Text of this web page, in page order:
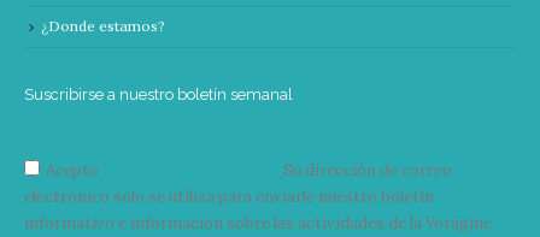
¿Donde estamos?
Suscribirse a nuestro boletín semanal
Acepto
Su dirección de correo
electrónico solo se utiliza para enviarle nuestro boletín
informativo e información sobre las actividades de la Vorágine.